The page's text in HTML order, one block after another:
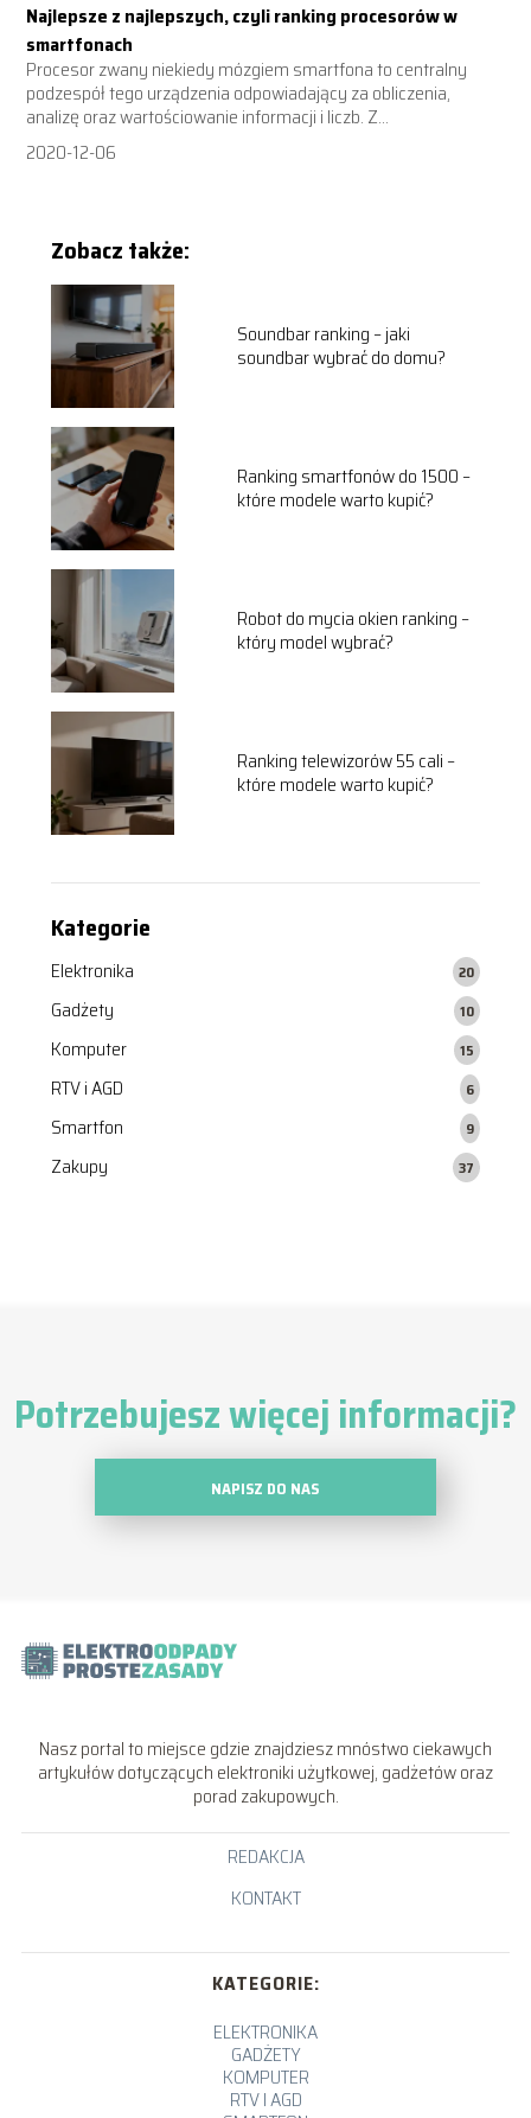
Najlepsze z najlepszych, czyli ranking procesorów w
smartfonach
Procesor zwany niekiedy mózgiem smartfona to centralny
podzespół tego urządzenia odpowiadający za obliczenia,
analizę oraz wartościowanie informacji i liczb. Z...
2020-12-06
Zobacz także:
Soundbar ranking – jaki
soundbar wybrać do domu?
Ranking smartfonów do 1500 –
które modele warto kupić?
Robot do mycia okien ranking –
który model wybrać?
Ranking telewizorów 55 cali –
które modele warto kupić?
Kategorie
Elektronika 20
Gadżety 10
Komputer 15
RTV i AGD 6
Smartfon 9
Zakupy 37
Potrzebujesz więcej informacji?
NAPISZ DO NAS
Nasz portal to miejsce gdzie znajdziesz mnóstwo ciekawych
artykułów dotyczących elektroniki użytkowej, gadżetów oraz
porad zakupowych.
REDAKCJA
KONTAKT
KATEGORIE:
ELEKTRONIKA
GADŻETY
KOMPUTER
RTV I AGD